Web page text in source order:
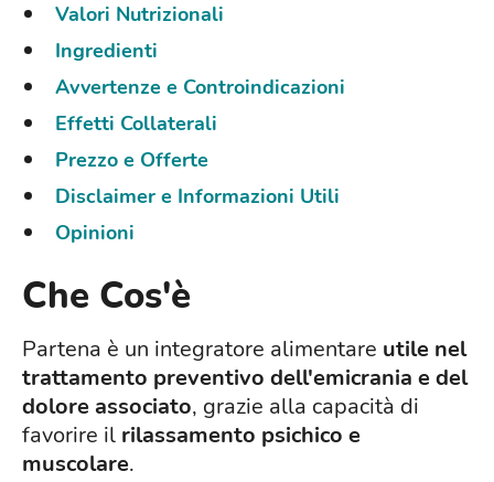
Valori Nutrizionali
Ingredienti
Avvertenze e Controindicazioni
Effetti Collaterali
Prezzo e Offerte
Disclaimer e Informazioni Utili
Opinioni
Che Cos'è
Partena è un integratore alimentare utile nel
trattamento preventivo dell'emicrania e del
dolore associato, grazie alla capacità di
favorire il rilassamento psichico e
muscolare.